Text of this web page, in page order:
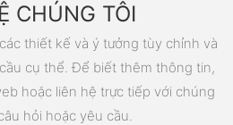
CHÚNG TÔI
thiết kế và ý tưởng tùy chỉnh và
cụ thể. Để biết thêm thông tin,
hoặc liên hệ trực tiếp với chúng
hỏi hoặc yêu cầu.